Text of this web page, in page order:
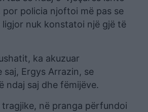
por policia njoftoi më pas se
nuk konstatoi një gjë të
ka akuzuar
Ergys Arrazin, se
ndaj saj dhe fëmijëve.
tragjike, në pranga përfundoi